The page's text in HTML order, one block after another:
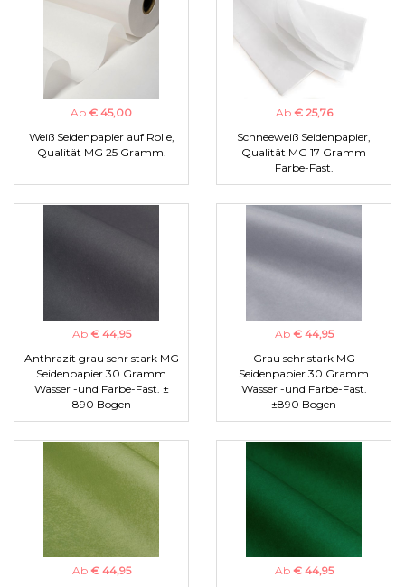
Ab € 45,00
Weiß Seidenpapier auf Rolle,
Qualität MG 25 Gramm.
Ab € 25,76
Schneeweiß Seidenpapier,
Qualität MG 17 Gramm
Farbe-Fast.
Ab € 44,95
Anthrazit grau sehr stark MG
Seidenpapier 30 Gramm
Wasser -und Farbe-Fast. ±
890 Bogen
Ab € 44,95
Grau sehr stark MG
Seidenpapier 30 Gramm
Wasser -und Farbe-Fast.
±890 Bogen
Ab € 44,95
Ab € 44,95